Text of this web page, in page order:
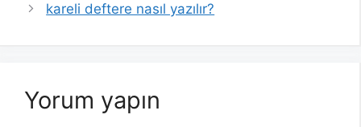
kareli deftere nasıl yazılır?
Yorum yapın